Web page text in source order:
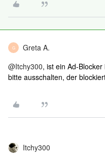
G Greta A.
@Itchy300, ist ein Ad-
bitte ausschalten, der
Itchy300